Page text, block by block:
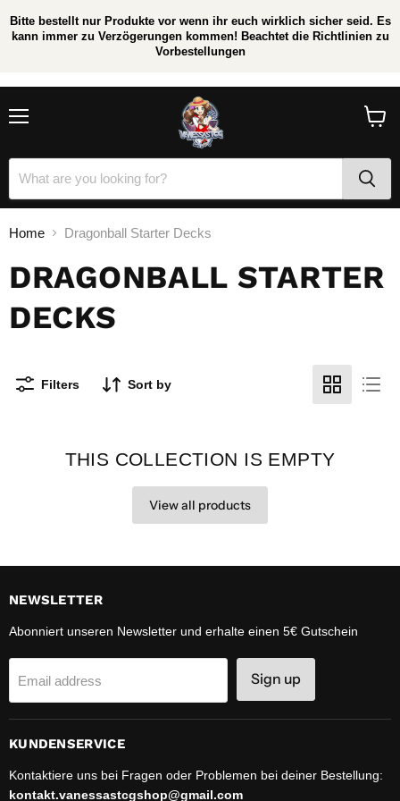
Bitte bestellt nur Produkte vor wenn ihr euch wirklich sicher seid. Es
kann immer zu Verzögerungen kommen! Beachtet die Richtlinien zu
Vorbestellungen
Home Dragonball Starter Decks
DRAGONBALL STARTER
DECKS
Filters Sort by
THIS COLLECTION IS EMPTY
View all products
NEWSLETTER
Abonniert unseren Newsletter und erhalte einen 5€ Gutschein
Email address Sign up
KUNDENSERVICE
Kontaktiere uns bei Fragen oder Problemen bei deiner Bestellung:
kontakt.vanessastcgshop@gmail.com